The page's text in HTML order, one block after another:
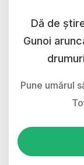
Dă de
Gunoi
Pune umărul